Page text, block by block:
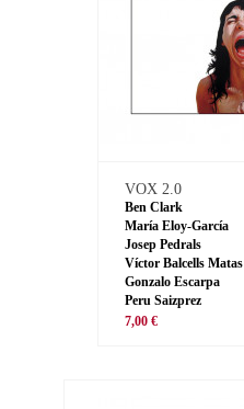
VOX 2.0
Ben Clark
María Eloy-García
Josep Pedrals
Víctor Balcells Matas
Gonzalo Escarpa
Peru Saizprez
7,00 €